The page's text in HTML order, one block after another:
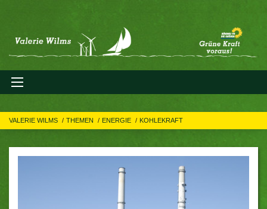
VALERIE WILMS THEMEN ENERGIE KOHLEKRAFT